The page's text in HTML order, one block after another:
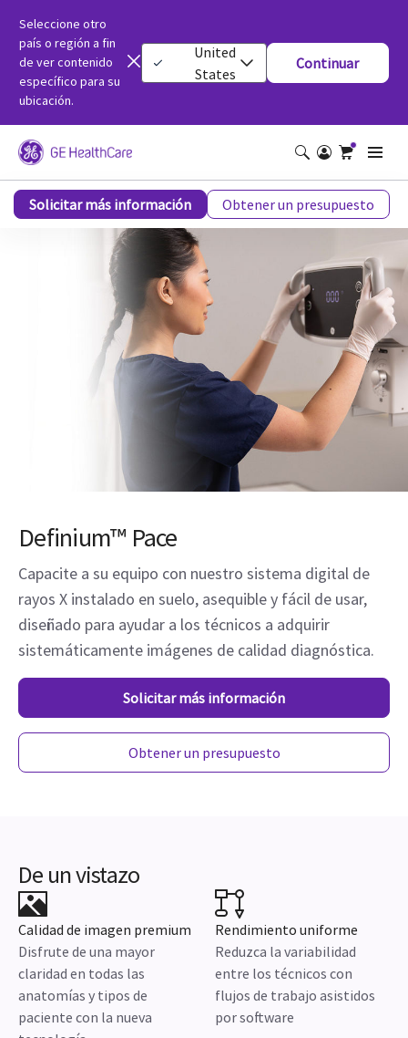
Seleccione otro
país o región a fin
de ver contenido
específico para su
ubicación.
United
States
Continuar
Definium™ Pace
Solicitar más información Obtener un presupuesto
Definium™ Pace
Capacite a su equipo con nuestro sistema digital de
rayos X instalado en suelo, asequible y fácil de usar,
diseñado para ayudar a los técnicos a adquirir
sistemáticamente imágenes de calidad diagnóstica.
Solicitar más información
Obtener un presupuesto
De un vistazo
Calidad de imagen premium
Disfrute de una mayor
claridad en todas las
anatomías y tipos de
paciente con la nueva
Rendimiento uniforme
Reduzca la variabilidad
entre los técnicos con
flujos de trabajo asistidos
por software